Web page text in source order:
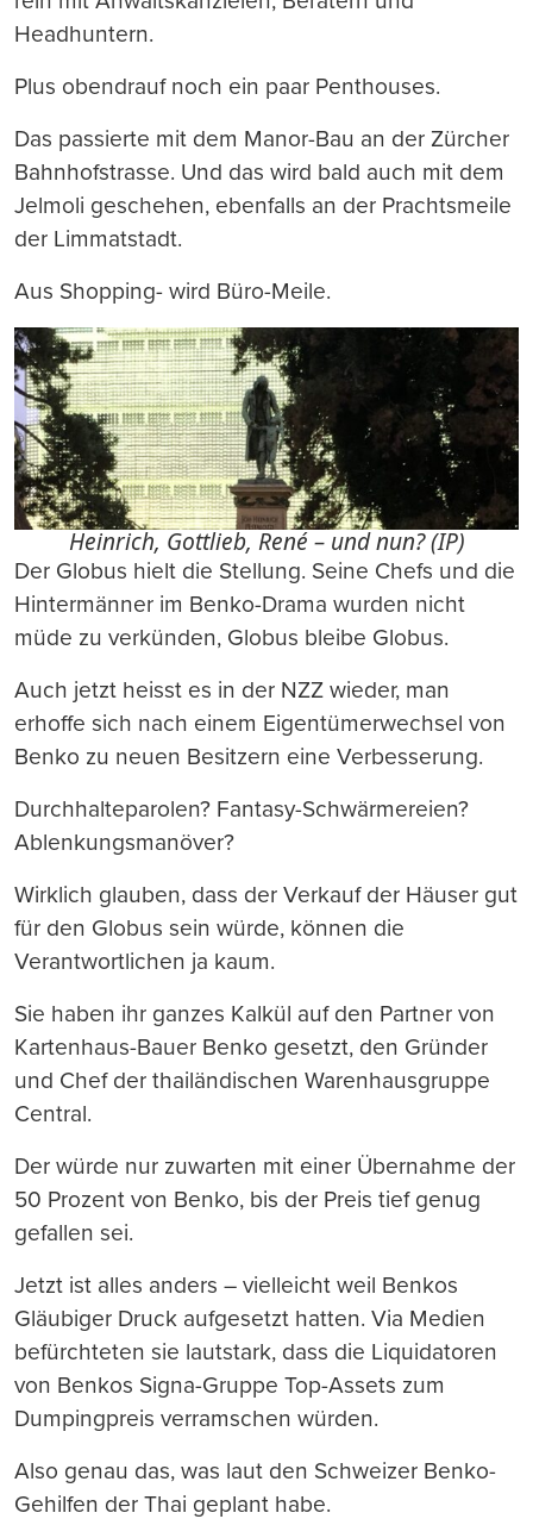
Headhuntern.
Plus obendrauf noch ein paar Penthouses.
Das passierte mit dem Manor-Bau an der Zürcher
Bahnhofstrasse. Und das wird bald auch mit dem
Jelmoli geschehen, ebenfalls an der Prachtsmeile
der Limmatstadt.
Aus Shopping- wird Büro-Meile.
Heinrich, Gottlieb, René – und nun? (IP)
Der Globus hielt die Stellung. Seine Chefs und die
Hintermänner im Benko-Drama wurden nicht
müde zu verkünden, Globus bleibe Globus.
Auch jetzt heisst es in der NZZ wieder, man
erhoffe sich nach einem Eigentümerwechsel von
Benko zu neuen Besitzern eine Verbesserung.
Durchhalteparolen? Fantasy-Schwärmereien?
Ablenkungsmanöver?
Wirklich glauben, dass der Verkauf der Häuser gut
für den Globus sein würde, können die
Verantwortlichen ja kaum.
Sie haben ihr ganzes Kalkül auf den Partner von
Kartenhaus-Bauer Benko gesetzt, den Gründer
und Chef der thailändischen Warenhausgruppe
Central.
Der würde nur zuwarten mit einer Übernahme der
50 Prozent von Benko, bis der Preis tief genug
gefallen sei.
Jetzt ist alles anders – vielleicht weil Benkos
Gläubiger Druck aufgesetzt hatten. Via Medien
befürchteten sie lautstark, dass die Liquidatoren
von Benkos Signa-Gruppe Top-Assets zum
Dumpingpreis verramschen würden.
Also genau das, was laut den Schweizer Benko-
Gehilfen der Thai geplant habe.